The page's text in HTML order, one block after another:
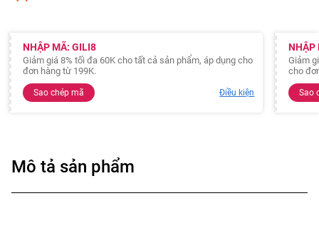
NHẬP MÃ: GILI8
Giảm giá 8% tối đa 60K cho tất cả sản phẩm, áp dụng cho
đơn hàng từ 199K.
Sao chép mã Điều kiện
NHẬP
Giảm
cho
Sao
Mô tả sản phẩm